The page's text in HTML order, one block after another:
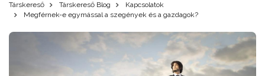
Társkereső Társkereső Blog
Kapcsolatok
Megférnek-e egymással a szegények és a gazdagok?